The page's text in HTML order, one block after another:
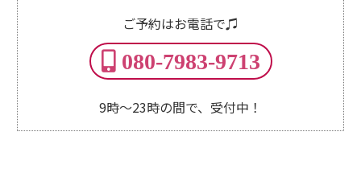
ご予約はお電話で♫
080-7983-9713
9時～23時の間で、受付中！